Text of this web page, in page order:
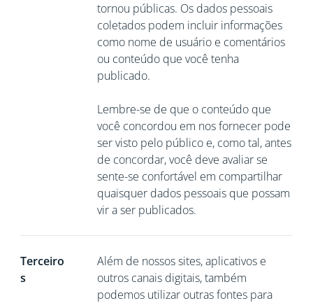
tornou públicas. Os dados pessoais
coletados podem incluir informações
como nome de usuário e comentários
ou conteúdo que você tenha
publicado.
Lembre-se de que o conteúdo que
você concordou em nos fornecer pode
ser visto pelo público e, como tal, antes
de concordar, você deve avaliar se
sente-se confortável em compartilhar
quaisquer dados pessoais que possam
vir a ser publicados.
Terceiro
s
Além de nossos sites, aplicativos e
outros canais digitais, também
podemos utilizar outras fontes para